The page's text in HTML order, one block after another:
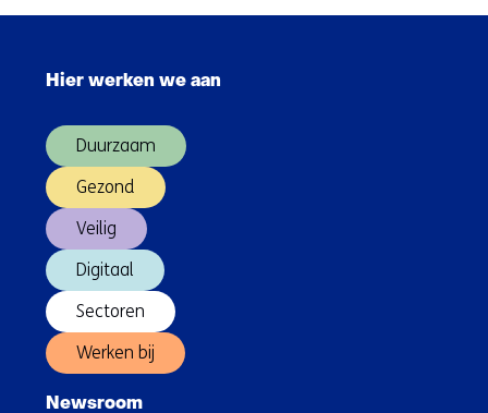
de
in
gemeente
Hier werken we aan
Duurzaam
Gezond
Veilig
Digitaal
Sectoren
Werken bij
Newsroom